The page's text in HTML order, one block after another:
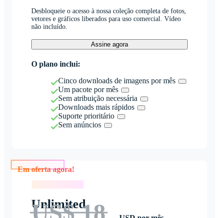
Desbloqueie o acesso à nossa coleção completa de fotos,
vetores e gráficos liberados para uso comercial. Vídeo
não incluído.
Assine agora
O plano inclui:
Cinco downloads de imagens por mês
Um pacote por mês
Sem atribuição necessária
Downloads mais rápidos
Suporte prioritário
Sem anúncios
Unlimited
US$ 18